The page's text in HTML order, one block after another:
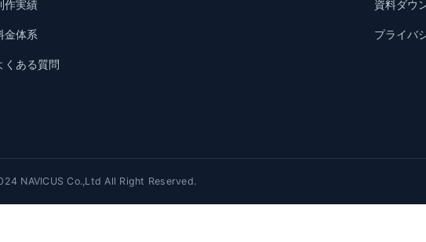
作実績
金体系
くある質問
資料ダウ
プライバ
NAVICUS Co.,Ltd All Right Reserved.